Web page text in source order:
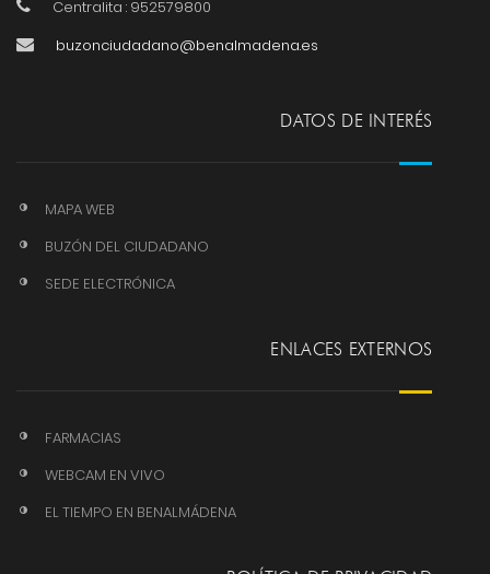
Centralita : 952579800
buzonciudadano@benalmadena.es
DATOS DE INTERÉS
MAPA WEB
BUZÓN DEL CIUDADANO
SEDE ELECTRÓNICA
ENLACES EXTERNOS
FARMACIAS
WEBCAM EN VIVO
EL TIEMPO EN BENALMÁDENA